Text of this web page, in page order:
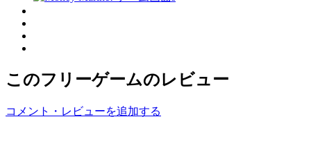
このフリーゲームのレビュー
コメント・レビューを追加する